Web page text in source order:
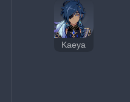
Kaeya